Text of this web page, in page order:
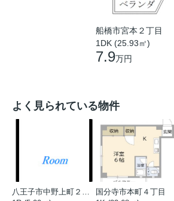
船橋市宮本２丁目
1DK (25.93㎡)
7.9万円
よく見られている物件
八王子市中野上町２丁目
国分寺市本町４丁目